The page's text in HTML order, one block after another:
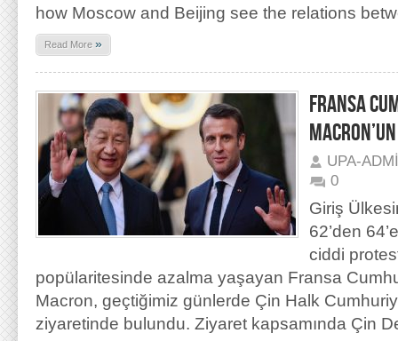
how Moscow and Beijing see the relations
Read More »
FRANSA
UPA-
0
Giriş
62’den
ciddi
popülaritesinde azalma yaşayan Fransa
Macron, geçtiğimiz günlerde Çin Halk
ziyaretinde bulundu. Ziyaret kapsamında Çin